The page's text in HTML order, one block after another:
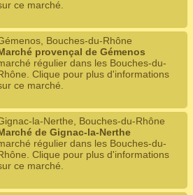
ce marché.
Bouches-du-Rhône
provençal de Gémenos
régulier dans les Bouches-du-
Clique pour plus d'informations
ce marché.
la-Nerthe, Bouches-du-Rhône
de Gignac-la-Nerthe
régulier dans les Bouches-du-
Clique pour plus d'informations
ce marché.